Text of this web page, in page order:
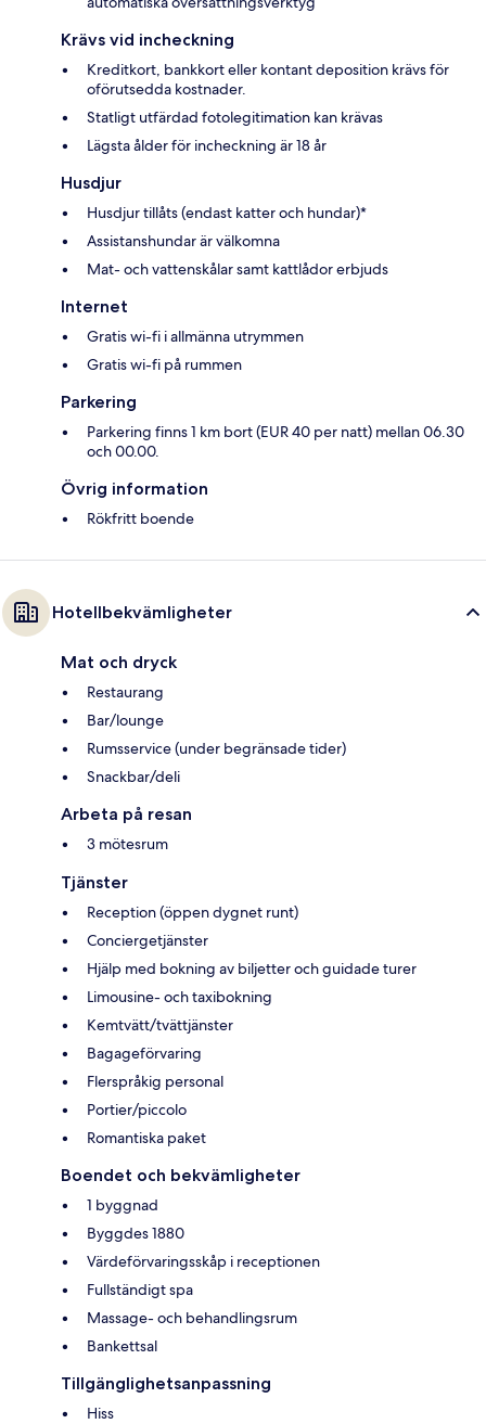
Krävs vid incheckning
Kreditkort, bankkort eller kontant deposition krävs för
oförutsedda kostnader.
Statligt utfärdad fotolegitimation kan krävas
Lägsta ålder för incheckning är 18 år
Husdjur
Husdjur tillåts (endast katter och hundar)*
Assistanshundar är välkomna
Mat- och vattenskålar samt kattlådor erbjuds
Internet
Gratis wi-fi i allmänna utrymmen
Gratis wi-fi på rummen
Parkering
Parkering finns 1 km bort (EUR 40 per natt) mellan 06.30
och 00.00.
Övrig information
Rökfritt boende
Hotellbekvämligheter
Mat och dryck
Restaurang
Bar/lounge
Rumsservice (under begränsade tider)
Snackbar/deli
Arbeta på resan
3 mötesrum
Tjänster
Reception (öppen dygnet runt)
Conciergetjänster
Hjälp med bokning av biljetter och guidade turer
Limousine- och taxibokning
Kemtvätt/tvättjänster
Bagageförvaring
Flerspråkig personal
Portier/piccolo
Romantiska paket
Boendet och bekvämligheter
1 byggnad
Byggdes 1880
Värdeförvaringsskåp i receptionen
Fullständigt spa
Massage- och behandlingsrum
Bankettsal
Tillgänglighetsanpassning
Hiss